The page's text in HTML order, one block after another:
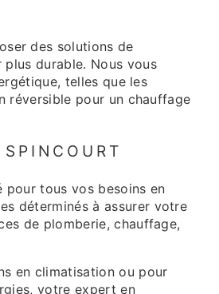
des solutions de
durable. Nous vous
telles que les
réversible pour un chauffage
pour tous vos besoins en
déterminés à assurer votre
de plomberie, chauffage,
en climatisation ou pour
votre expert en